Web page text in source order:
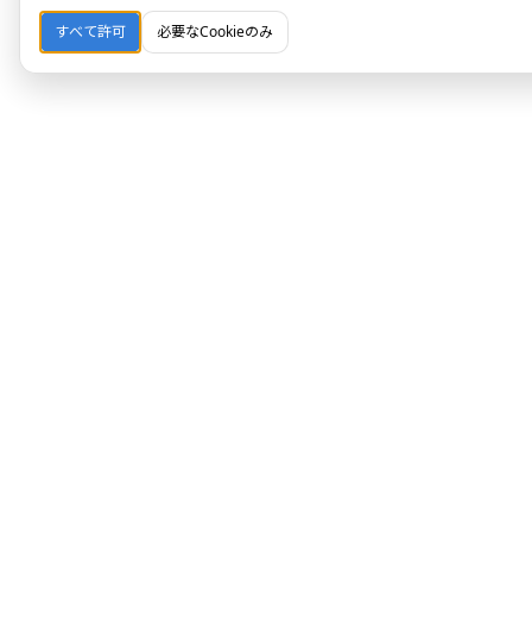
すべて許可 必要なCookieのみ